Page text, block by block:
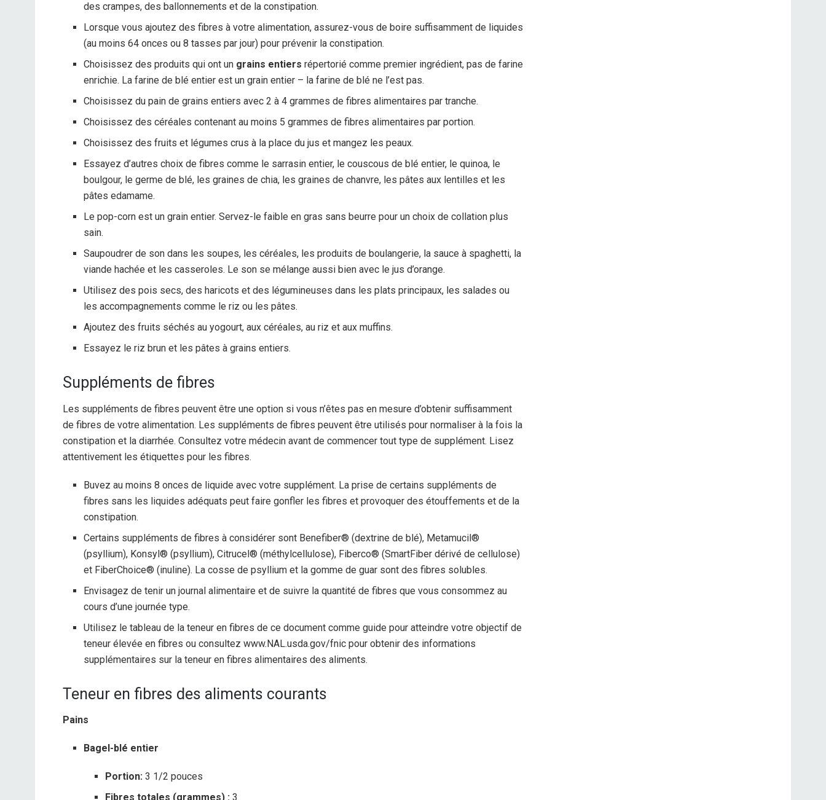
des crampes, des ballonnements et de la constipation.
Lorsque vous ajoutez des fibres à votre alimentation, assurez-vous de boire suffisamment de liquides
(au moins 64 onces ou 8 tasses par jour) pour prévenir la constipation.
Choisissez des produits qui ont un grains entiers répertorié comme premier ingrédient, pas de farine
enrichie. La farine de blé entier est un grain entier – la farine de blé ne l’est pas.
Choisissez du pain de grains entiers avec 2 à 4 grammes de fibres alimentaires par tranche.
Choisissez des céréales contenant au moins 5 grammes de fibres alimentaires par portion.
Choisissez des fruits et légumes crus à la place du jus et mangez les peaux.
Essayez d’autres choix de fibres comme le sarrasin entier, le couscous de blé entier, le quinoa, le
boulgour, le germe de blé, les graines de chia, les graines de chanvre, les pâtes aux lentilles et les
pâtes edamame.
Le pop-corn est un grain entier. Servez-le faible en gras sans beurre pour un choix de collation plus
sain.
Saupoudrer de son dans les soupes, les céréales, les produits de boulangerie, la sauce à spaghetti, la
viande hachée et les casseroles. Le son se mélange aussi bien avec le jus d’orange.
Utilisez des pois secs, des haricots et des légumineuses dans les plats principaux, les salades ou
les accompagnements comme le riz ou les pâtes.
Ajoutez des fruits séchés au yogourt, aux céréales, au riz et aux muffins.
Essayez le riz brun et les pâtes à grains entiers.
Suppléments de fibres
Les suppléments de fibres peuvent être une option si vous n’êtes pas en mesure d’obtenir suffisamment
de fibres de votre alimentation. Les suppléments de fibres peuvent être utilisés pour normaliser à la fois la
constipation et la diarrhée. Consultez votre médecin avant de commencer tout type de supplément. Lisez
attentivement les étiquettes pour les fibres.
Buvez au moins 8 onces de liquide avec votre supplément. La prise de certains suppléments de
fibres sans les liquides adéquats peut faire gonfler les fibres et provoquer des étouffements et de la
constipation.
Certains suppléments de fibres à considérer sont Benefiber® (dextrine de blé), Metamucil®
(psyllium), Konsyl® (psyllium), Citrucel® (méthylcellulose), Fiberco® (SmartFiber dérivé de cellulose)
et FiberChoice® (inuline). La cosse de psyllium et la gomme de guar sont des fibres solubles.
Envisagez de tenir un journal alimentaire et de suivre la quantité de fibres que vous consommez au
cours d’une journée type.
Utilisez le tableau de la teneur en fibres de ce document comme guide pour atteindre votre objectif de
teneur élevée en fibres ou consultez www.NAL.usda.gov/fnic pour obtenir des informations
supplémentaires sur la teneur en fibres alimentaires des aliments.
Teneur en fibres des aliments courants
Pains
Bagel-blé entier
Portion: 3 1/2 pouces
Fibres totales (grammes) : 3